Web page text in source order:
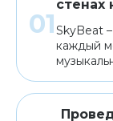
стенах
SkyBeat
каждый